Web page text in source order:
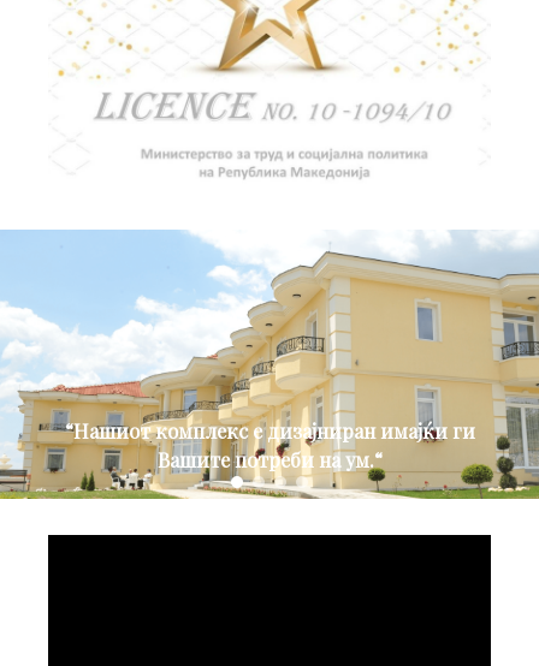
“Нашиот комплекс е дизајниран имајќи ги
Вашите потреби на ум.“